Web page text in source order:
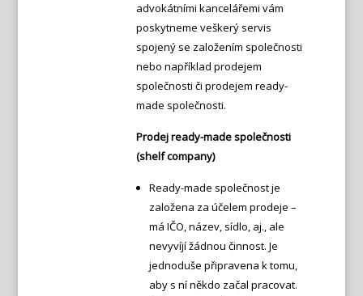
advokátními kancelářemi vám
poskytneme veškerý servis
spojený se založením společnosti
nebo například prodejem
společnosti či prodejem ready-
made společnosti.
Prodej ready-made společnosti
(shelf company)
Ready-made společnost je
založena za účelem prodeje –
má IČO, název, sídlo, aj., ale
nevyvíjí žádnou činnost. Je
jednoduše připravena k tomu,
aby s ní někdo začal pracovat.